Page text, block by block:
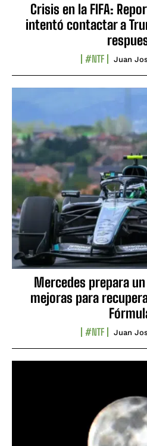
Crisis en la FIFA:
intentó contactar a
#NTF Juan
Mercedes prepara
mejoras para
#NTF Juan